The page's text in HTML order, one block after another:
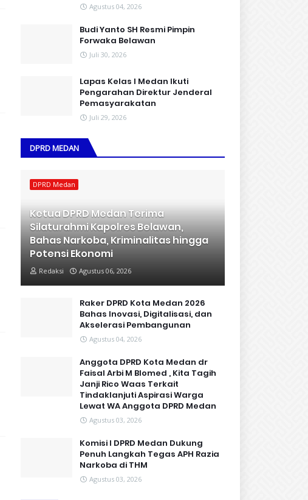
Agustus 04, 2026
Budi Yanto SH Resmi Pimpin
Forwaka Belawan
Juli 30, 2026
Lapas Kelas I Medan Ikuti
Pengarahan Direktur Jenderal
Pemasyarakatan
Juli 29, 2026
DPRD MEDAN
DPRD Medan
Ketua DPRD Medan Terima
Silaturahmi Kapolres Belawan,
Bahas Narkoba, Kriminalitas hingga
Potensi Ekonomi
Redaksi Agustus 06, 2026
Raker DPRD Kota Medan 2026
Bahas Inovasi, Digitalisasi, dan
Akselerasi Pembangunan
Agustus 04, 2026
Anggota DPRD Kota Medan dr
Faisal Arbi M Blomed , Kita Tagih
Janji Rico Waas Terkait
Tindaklanjuti Aspirasi Warga
Lewat WA Anggota DPRD Medan
Agustus 03, 2026
Komisi I DPRD Medan Dukung
Penuh Langkah Tegas APH Razia
Narkoba di THM
Agustus 03, 2026